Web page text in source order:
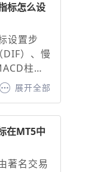
标怎么设
设置步
DIF）、慢
柱）
化信号灵
标：在
添加
，默认
（9周期
展开全部
在MT5中
著名交易